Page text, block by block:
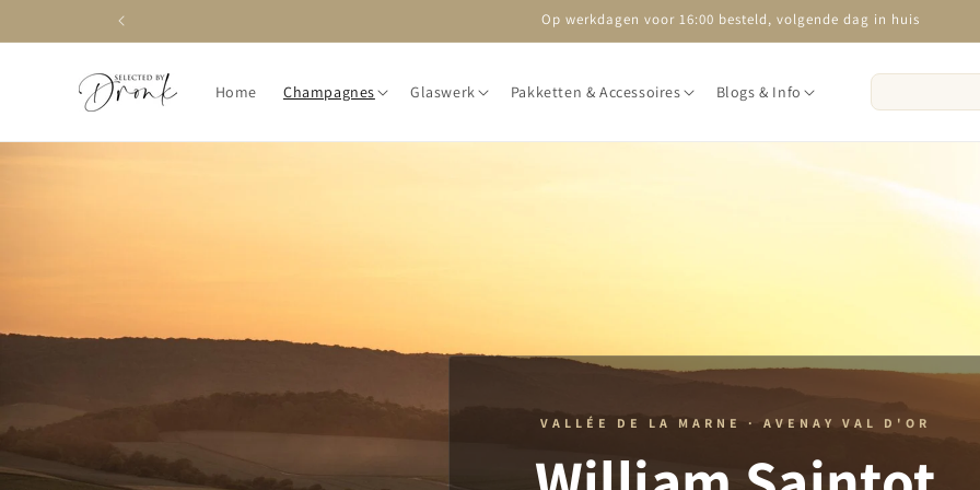
content
Op werkdagen voor 16:00 besteld, volgende dag in huis
Home Champagnes Glaswerk Pakketten & Accessoires Blogs & Info
VALLÉE DE LA MARNE · AVENAY VAL D'OR